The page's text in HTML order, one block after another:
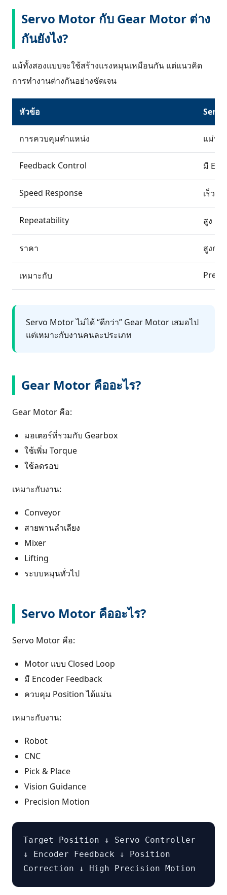
Servo Motor กับ Gear Motor ต่าง
กันยังไง?
แม้ทั้งสองแบบจะใช้สร้างแรงหมุนเหมือนกัน แต่แนวคิด
การทำงานต่างกันอย่างชัดเจน
หัวข้อ
การควบคุมตำแหน่ง แม่นย
Feedback Control มี
Speed Response เร็วม
Repeatability สูง
ราคา สูงกว่า
เหมาะกับ
Servo Motor ไม่ได้ “ดีกว่า” Gear Motor เสมอไป
แต่เหมาะกับงานคนละประเภท
Gear Motor คืออะไร?
Gear Motor คือ:
มอเตอร์ที่รวมกับ Gearbox
ใช้เพิ่ม Torque
ใช้ลดรอบ
เหมาะกับงาน:
Conveyor
สายพานลำเลียง
Mixer
Lifting
ระบบหมุนทั่วไป
Servo Motor คืออะไร?
Servo Motor คือ:
Motor แบบ Closed Loop
มี Encoder Feedback
ควบคุม Position ได้แม่น
เหมาะกับงาน:
Robot
CNC
Pick & Place
Vision Guidance
Precision Motion
Target Position ↓ Servo Controller
↓ Encoder Feedback ↓ Position
Correction ↓ High Precision Motion